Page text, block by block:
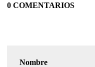
0 COMENTARIOS
Nombre